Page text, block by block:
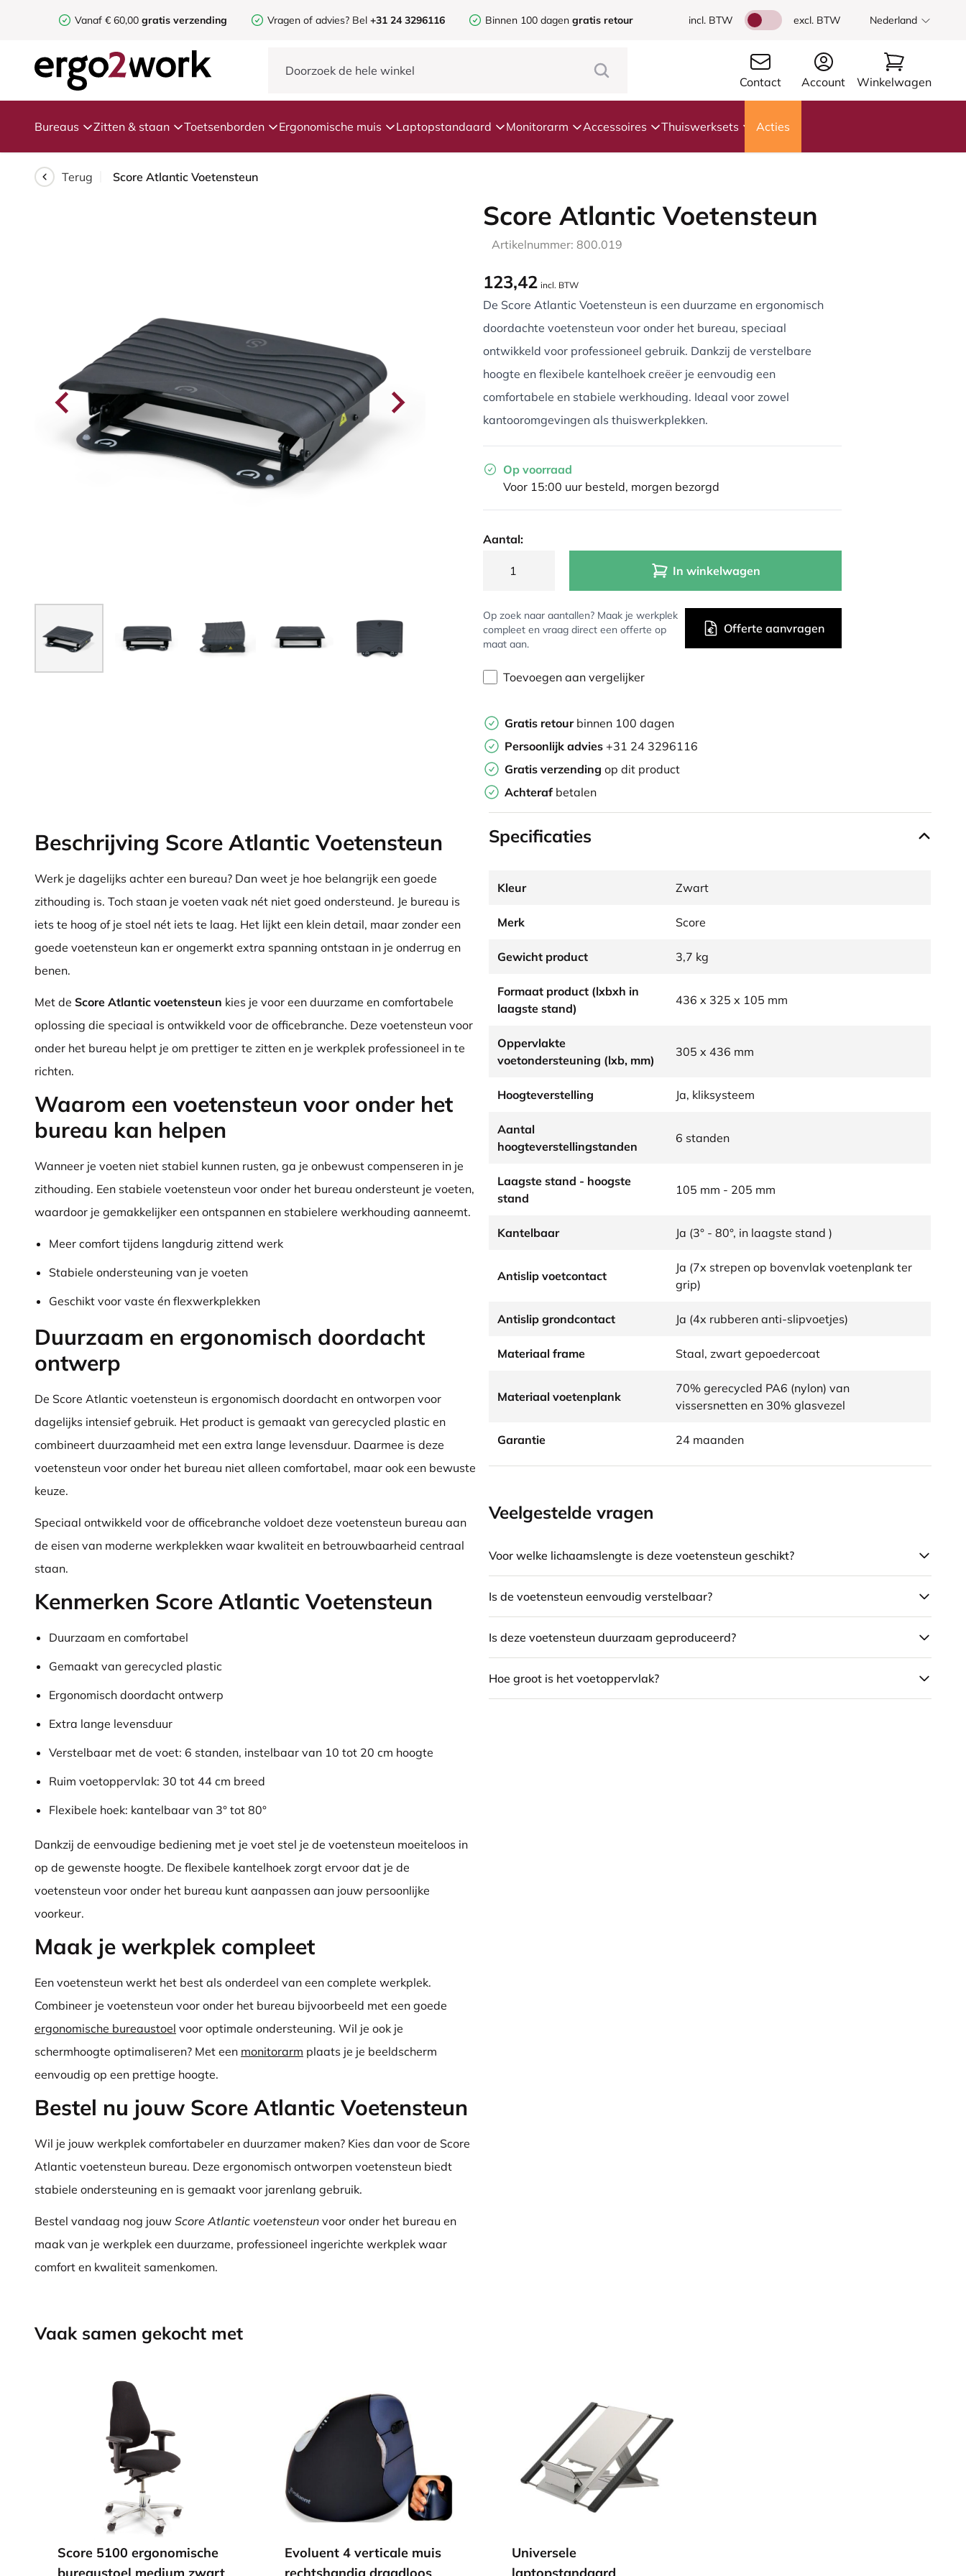
Vanaf € 60,00 gratis verzending Vragen of advies? Bel +31 24 3296116 Binnen 100 dagen gratis retour incl. BTW excl. BTW Nederland
Contact Account Winkelwagen
Bureaus Zitten & staan Toetsenborden Ergonomische muis Laptopstandaard Monitorarm Accessoires Thuiswerksets Acties
Terug Score Atlantic Voetensteun
Score Atlantic Voetensteun
Artikelnummer: 800.019
123,42 incl. BTW
De Score Atlantic Voetensteun is een duurzame en ergonomisch
doordachte voetensteun voor onder het bureau, speciaal
ontwikkeld voor professioneel gebruik. Dankzij de verstelbare
hoogte en flexibele kantelhoek creëer je eenvoudig een
comfortabele en stabiele werkhouding. Ideaal voor zowel
kantooromgevingen als thuiswerkplekken.
Op voorraad
Voor 15:00 uur besteld, morgen bezorgd
Aantal:
In winkelwagen
Op zoek naar aantallen? Maak je werkplek
compleet en vraag direct een offerte op
maat aan.
Offerte aanvragen
Toevoegen aan vergelijker
Gratis retourbinnen 100 dagen
Persoonlijk advies +31 24 3296116
Gratis verzending op dit product
Achteraf betalen
Beschrijving Score Atlantic Voetensteun
Werk je dagelijks achter een bureau? Dan weet je hoe belangrijk een goede
zithouding is. Toch staan je voeten vaak nét niet goed ondersteund. Je bureau is
iets te hoog of je stoel nét iets te laag. Het lijkt een klein detail, maar zonder een
goede voetensteun kan er ongemerkt extra spanning ontstaan in je onderrug en
benen.
Met de Score Atlantic voetensteun kies je voor een duurzame en comfortabele
oplossing die speciaal is ontwikkeld voor de officebranche. Deze voetensteun voor
onder het bureau helpt je om prettiger te zitten en je werkplek professioneel in te
richten.
Waarom een voetensteun voor onder het
bureau kan helpen
Wanneer je voeten niet stabiel kunnen rusten, ga je onbewust compenseren in je
zithouding. Een stabiele voetensteun voor onder het bureau ondersteunt je voeten,
waardoor je gemakkelijker een ontspannen en stabielere werkhouding aanneemt.
Meer comfort tijdens langdurig zittend werk
Stabiele ondersteuning van je voeten
Geschikt voor vaste én flexwerkplekken
Duurzaam en ergonomisch doordacht
ontwerp
De Score Atlantic voetensteun is ergonomisch doordacht en ontworpen voor
dagelijks intensief gebruik. Het product is gemaakt van gerecycled plastic en
combineert duurzaamheid met een extra lange levensduur. Daarmee is deze
voetensteun voor onder het bureau niet alleen comfortabel, maar ook een bewuste
keuze.
Speciaal ontwikkeld voor de officebranche voldoet deze voetensteun bureau aan
de eisen van moderne werkplekken waar kwaliteit en betrouwbaarheid centraal
staan.
Kenmerken Score Atlantic Voetensteun
Duurzaam en comfortabel
Gemaakt van gerecycled plastic
Ergonomisch doordacht ontwerp
Extra lange levensduur
Verstelbaar met de voet: 6 standen, instelbaar van 10 tot 20 cm hoogte
Ruim voetoppervlak: 30 tot 44 cm breed
Flexibele hoek: kantelbaar van 3° tot 80°
Dankzij de eenvoudige bediening met je voet stel je de voetensteun moeiteloos in
op de gewenste hoogte. De flexibele kantelhoek zorgt ervoor dat je de
voetensteun voor onder het bureau kunt aanpassen aan jouw persoonlijke
voorkeur.
Maak je werkplek compleet
Een voetensteun werkt het best als onderdeel van een complete werkplek.
Combineer je voetensteun voor onder het bureau bijvoorbeeld met een goede
ergonomische bureaustoel voor optimale ondersteuning. Wil je ook je
schermhoogte optimaliseren? Met een monitorarm plaats je je beeldscherm
eenvoudig op een prettige hoogte.
Bestel nu jouw Score Atlantic Voetensteun
Wil je jouw werkplek comfortabeler en duurzamer maken? Kies dan voor de Score
Atlantic voetensteun bureau. Deze ergonomisch ontworpen voetensteun biedt
stabiele ondersteuning en is gemaakt voor jarenlang gebruik.
Bestel vandaag nog jouw Score Atlantic voetensteun voor onder het bureau en
maak van je werkplek een duurzame, professioneel ingerichte werkplek waar
comfort en kwaliteit samenkomen.
Specificaties
Kleur Zwart
Merk Score
Gewicht product 3,7 kg
Formaat product (lxbxh in
laagste stand)
436 x 325 x 105 mm
Oppervlakte
voetondersteuning (lxb, mm)
305 x 436 mm
Hoogteverstelling Ja, kliksysteem
Aantal
hoogteverstellingstanden
6 standen
Laagste stand - hoogste
stand
105 mm - 205 mm
Kantelbaar Ja (3° - 80°, in laagste stand )
Antislip voetcontact
Ja (7x strepen op bovenvlak voetenplank ter
grip)
Antislip grondcontact Ja (4x rubberen anti-slipvoetjes)
Materiaal frame Staal, zwart gepoedercoat
Materiaal voetenplank
70% gerecycled PA6 (nylon) van
vissersnetten en 30% glasvezel
Garantie 24 maanden
Veelgestelde vragen
Voor welke lichaamslengte is deze voetensteun geschikt?
Is de voetensteun eenvoudig verstelbaar?
Is deze voetensteun duurzaam geproduceerd?
Hoe groot is het voetoppervlak?
Vaak samen gekocht met
Score 5100 ergonomische
Evoluent 4 verticale muis
Universele